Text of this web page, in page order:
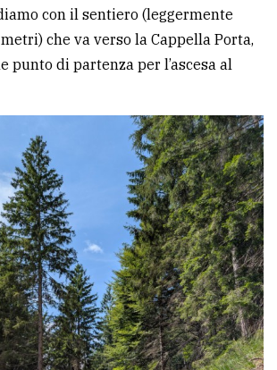
con il sentiero (leggermente
che va verso la Cappella Porta,
punto di partenza per l’ascesa al